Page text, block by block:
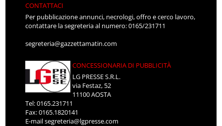
CONTATTACI
Per pubblicazione annunci, necrologi, offro e cerco lavoro,
contattare la segreteria al numero: 0165/231711
segreteria@gazzettamatin.com
CONCESSIONARIA DI PUBBLICITÀ
LG PRESSE S.R.L.
via Festaz, 52
11100 AOSTA
Tel: 0165.231711
Fax: 0165.1820141
E-mailsegreteria@lgpresse.com